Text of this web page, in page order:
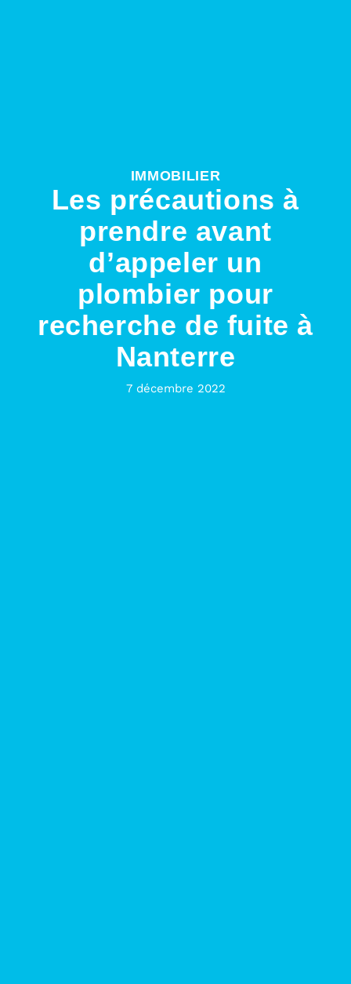
IMMOBILIER
Les précautions à
prendre avant
d’appeler un
plombier pour
recherche de fuite à
Nanterre
7 décembre 2022